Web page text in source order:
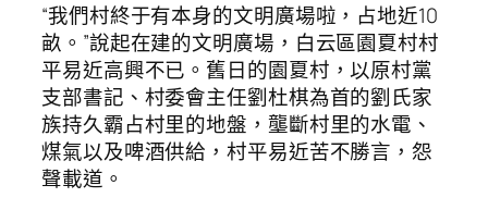
“我們村終于有本身的文明廣場啦，占地近10
畝。”說起在建的文明廣場，白云區園夏村村
平易近高興不已。舊日的園夏村，以原村黨
支部書記、村委會主任劉杜棋為首的劉氏家
族持久霸占村里的地盤，壟斷村里的水電、
煤氣以及啤酒供給，村平易近苦不勝言，怨
聲載道。